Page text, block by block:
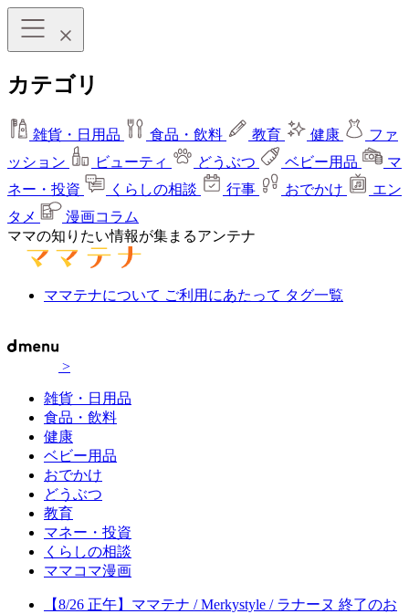
カテゴリ
雑貨・日用品 食品・飲料 教育 健康
ファ
ッション
ビューティ どうぶつ ベビー用品
マ
ネー・投資
くらしの相談 行事 おでかけ
エン
タメ
漫画コラム
ママの知りたい情報が集まるアンテナ
ママテナについて ご利用にあたって タグ一覧
>
雑貨・日用品
食品・飲料
健康
ベビー用品
おでかけ
どうぶつ
教育
マネー・投資
くらしの相談
ママコマ漫画
【8/26 正午】ママテナ / Merkystyle / ラナーヌ 終了のお